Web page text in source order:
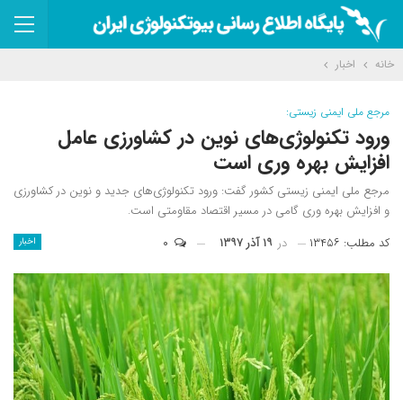
خانه اخبار
مرجع ملی ایمنی زیستی:
ورود تکنولوژی‌های نوین در کشاورزی عامل
افزایش بهره وری است
مرجع ملی ایمنی زیستی کشور گفت: ورود تکنولوژی‌های جدید و نوین در کشاورزی
و افزایش بهره وری گامی در مسیر اقتصاد مقاومتی است.
اخبار کد مطلب: ۱۳۴۵۶ در ۱۹ آذر ۱۳۹۷